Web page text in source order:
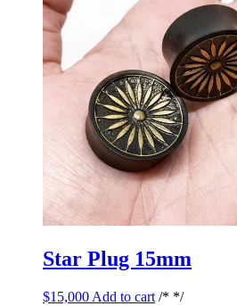
Star Plug 15mm
$15,000 Add to cart /* */